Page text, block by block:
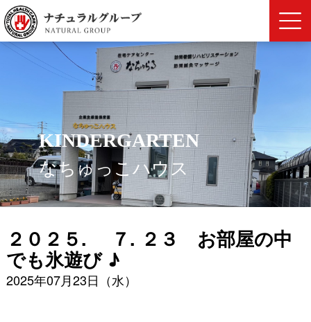
KINDERGARTEN
なちゅっこハウス
２０２５. ７. ２３ お部屋の中
でも氷遊び ♪
2025年07月23日（水）